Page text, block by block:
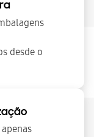
desde o